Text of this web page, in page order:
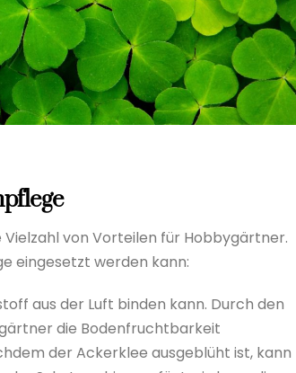
von Vorteilen für Hobbygärtner.
eingesetzt werden kann:
aus der Luft binden kann. Durch den
die Bodenfruchtbarkeit
der Ackerklee ausgeblüht ist, kann